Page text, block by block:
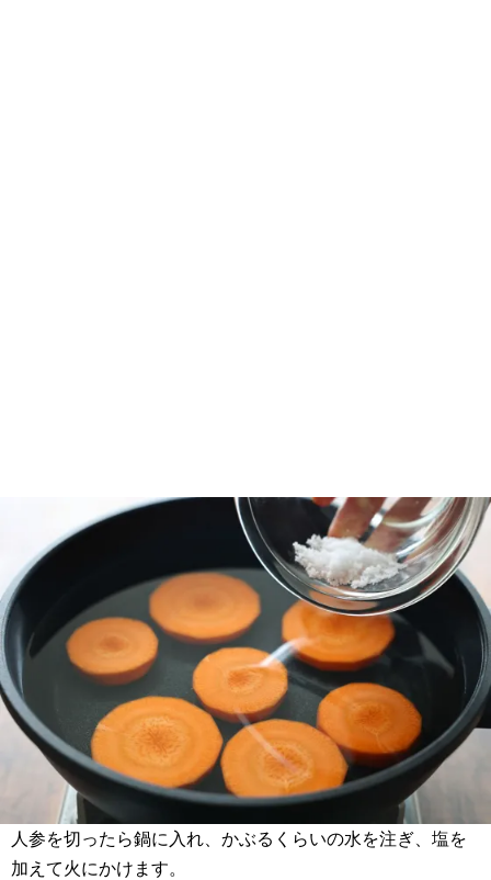
人参を切ったら鍋に入れ、かぶるくらいの水を注ぎ、塩を
加えて火にかけます。